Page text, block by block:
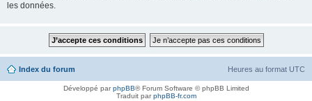
les données.
Index du forum Heures au format UTC
Développé parphpBB® Forum Software © phpBB Limited
Traduit parphpBB-fr.com